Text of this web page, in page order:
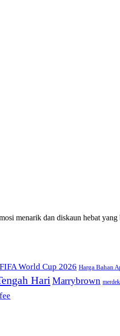
menarik dan diskaun hebat
FIFA World Cup 2026 Harga Bahan
HariMarrybrown